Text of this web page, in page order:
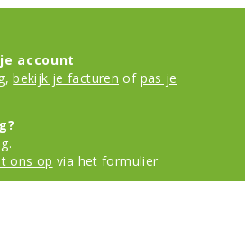
account
, bekijk je facturen of pas je
ons op via het formulier